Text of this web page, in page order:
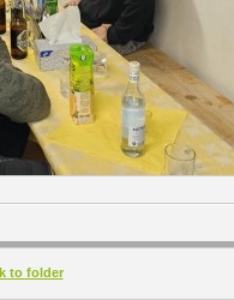
to folder